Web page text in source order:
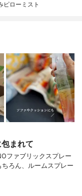
ピローミスト
まれて
ファブリックスプレー
ろん、ルームスプレー